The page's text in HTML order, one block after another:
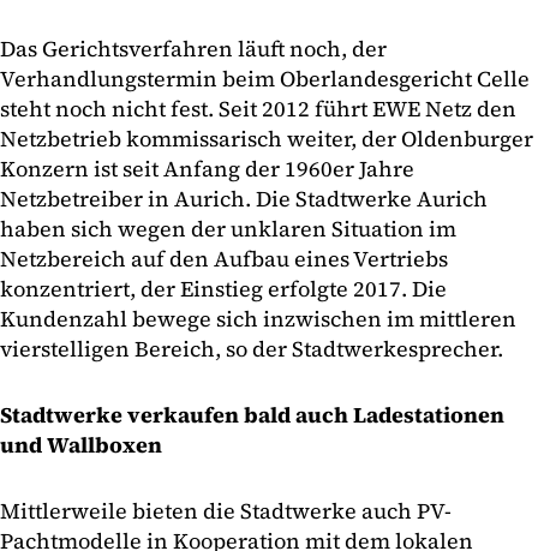
Das Gerichtsverfahren läuft noch, der
Verhandlungstermin beim Oberlandesgericht Celle
steht noch nicht fest. Seit 2012 führt EWE Netz den
Netzbetrieb kommissarisch weiter, der Oldenburger
Konzern ist seit Anfang der 1960er Jahre
Netzbetreiber in Aurich. Die Stadtwerke Aurich
haben sich wegen der unklaren Situation im
Netzbereich auf den Aufbau eines Vertriebs
konzentriert, der Einstieg erfolgte 2017. Die
Kundenzahl bewege sich inzwischen im mittleren
vierstelligen Bereich, so der Stadtwerkesprecher.
Stadtwerke verkaufen bald auch Ladestationen
und Wallboxen
Mittlerweile bieten die Stadtwerke auch PV-
Pachtmodelle in Kooperation mit dem lokalen